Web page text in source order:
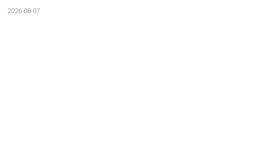
2026-08-07